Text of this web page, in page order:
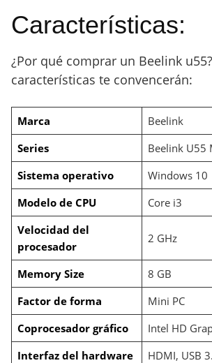
Características:
¿Por qué comprar un Beelink
características te convencerán:
Marca
Beelink
Series
Beelink U55
Sistema operativo
Windows 10
Modelo de CPU
Core i3
Velocidad del
procesador
2 GHz
Memory Size
8 GB
Factor de forma
Mini PC
Coprocesador gráfico
Intel HD
Interfaz del hardware
HDMI, USB